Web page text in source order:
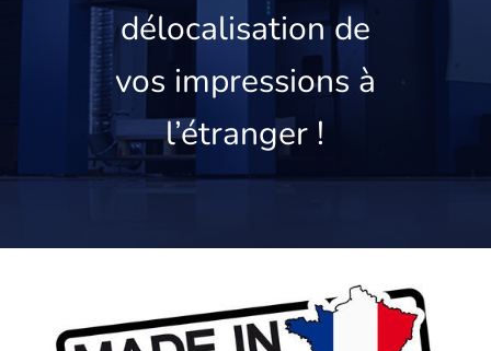
délocalisation de
vos impressions à
l’étranger !